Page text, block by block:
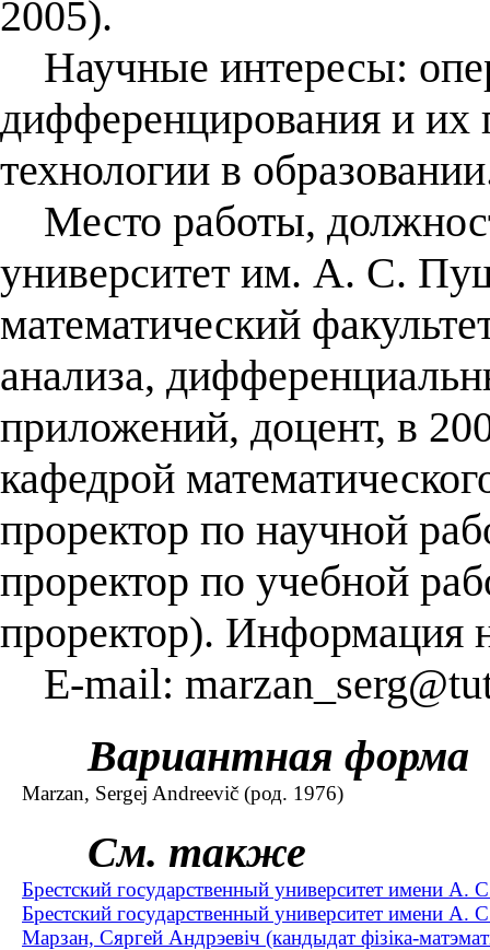
2005).
Научные интересы:
дифференцирования и
технологии в
Место работы,
университет им. А. С.
математический
анализа,
приложений, доцент, в
кафедрой
проректор по научной
проректор по учебной
проректор). Информация
E-mail:
Вариантная форма
Marzan, Sergej Andreevič (род. 1976)
См. также
Брестский государственный университет имени А.
Брестский государственный университет имени
Марзан, Сяргей Андрэевіч (кандыдат фізіка-